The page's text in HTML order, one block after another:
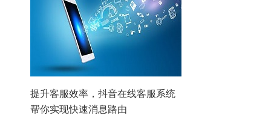
提升客服效率，抖音在线客服系统
帮你实现快速消息路由